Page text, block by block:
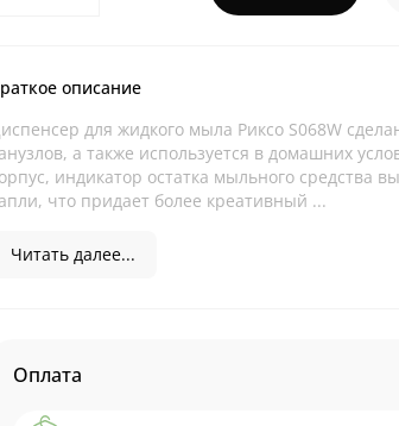
описание
для жидкого мыла Риксо S068W
а также используется в домашних
индикатор остатка мыльного средства
что придает более креативный ...
Читать далее...
Оплата